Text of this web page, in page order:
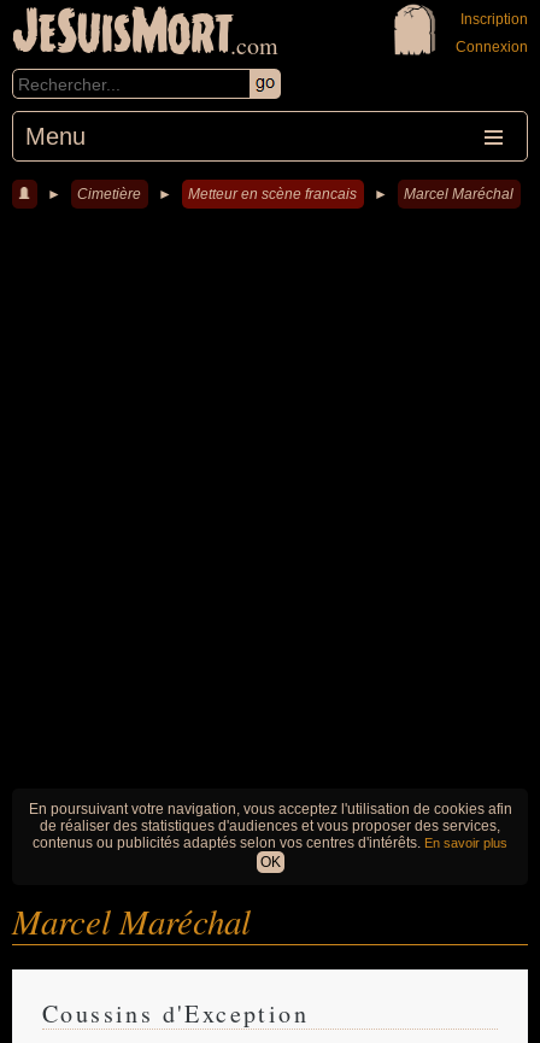
JeSuisMort.com
Menu
Inscription
Connexion
► Cimetière ► Metteur en scène francais ► Marcel Maréchal
En poursuivant votre navigation, vous acceptez l'utilisation de cookies afin
de réaliser des statistiques d'audiences et vous proposer des services,
contenus ou publicités adaptés selon vos centres d'intérêts. En savoir plus
OK
Marcel Maréchal
Coussins d'Exception